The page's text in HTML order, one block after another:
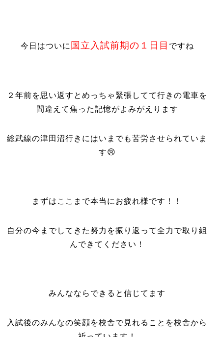
今日はついに 国立入試前期の１日目 ですね
２年前を思い返すとめっちゃ緊張してて行きの電車を
間違えて焦った記憶がよみがえります
総武線の津田沼行きにはいまでも苦労させられていま
す😢
まずはここまで本当にお疲れ様です！！
自分の今までしてきた努力を振り返って全力で取り組
んできてください！
みんなならできると信じてます
入試後のみんなの笑顔を校舎で見れることを校舎から